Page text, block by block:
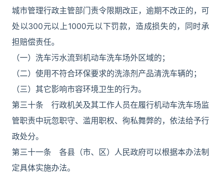
城市管理行政主管部门责令限期改正，逾期不改正的，可
处以300元以上1000元以下罚款，造成损失的，同时承
担赔偿责任。
（一）洗车污水流到机动车洗车场外区域的；
（二）使用不符合环保要求的洗涤剂产品清洗车辆的；
（三）其它影响市容环境卫生的行为。
第三十条 行政机关及其工作人员在履行机动车洗车场监
管职责中玩忽职守、滥用职权、徇私舞弊的，依法给予行
政处分。
第三十一条 各县（市、区）人民政府可以根据本办法制
定具体实施办法。